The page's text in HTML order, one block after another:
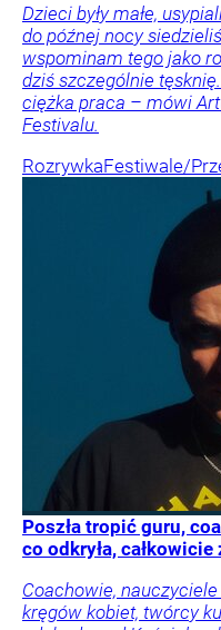
Dzieci były małe,
do późnej nocy
wspominam tego jako
dziś szczególnie
ciężka praca – mówi
Festivalu.
RozrywkaFestiwale/
Poszła tropić guru,
co odkryła,
Coachowie,
kręgów kobiet, twórcy